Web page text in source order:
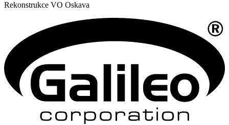
Rekonstrukce VO Oskava